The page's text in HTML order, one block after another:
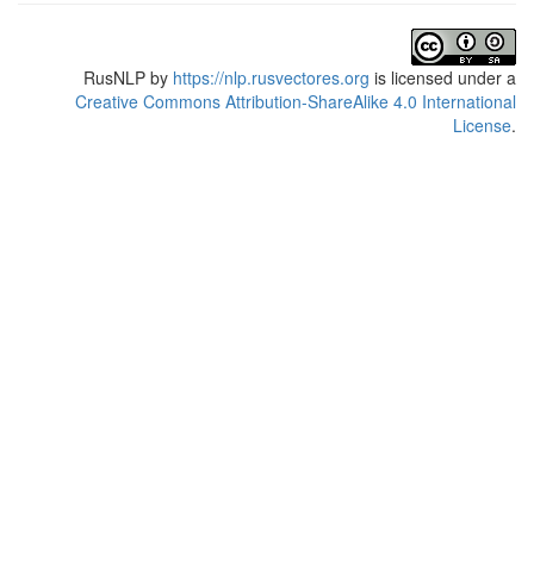
RusNLP by https://nlp.rusvectores.org is licensed under a
Creative Commons Attribution-ShareAlike 4.0 International
License.